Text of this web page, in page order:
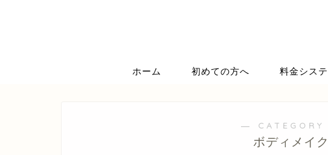
ホーム 初めての方へ 料金シス
―
ボディメイク